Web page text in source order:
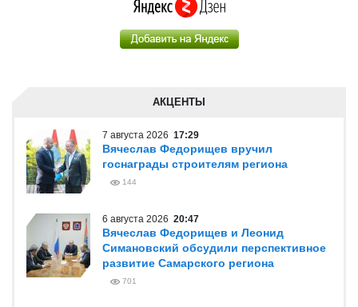
АКЦЕНТЫ
7 августа 2026 17:29
Вячеслав Федорищев вручил
госнаграды строителям региона
144
6 августа 2026 20:47
Вячеслав Федорищев и Леонид
Симановский обсудили перспективное
развитие Самарского региона
701